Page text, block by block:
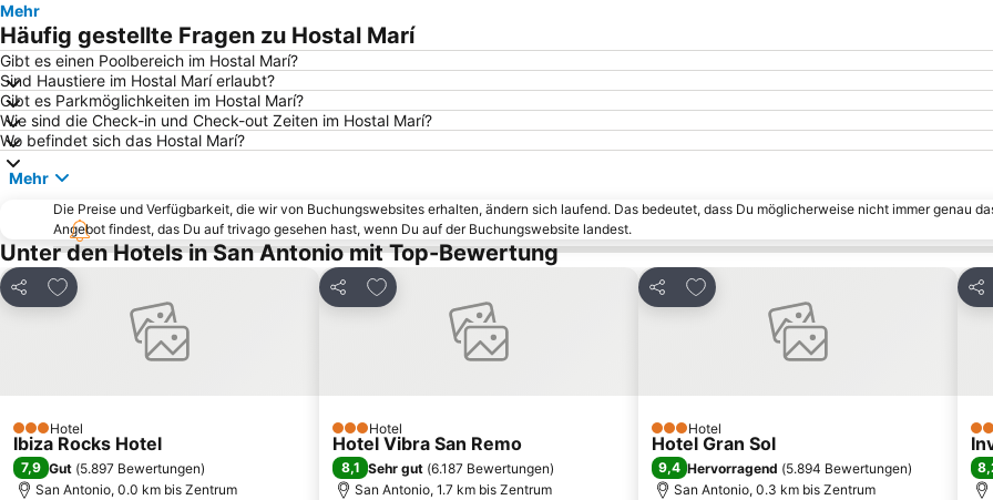
Mehr
Häufig gestellte Fragen zu Hostal Marí
Gibt es einen Poolbereich im Hostal Marí?
Sind Haustiere im Hostal Marí erlaubt?
Gibt es Parkmöglichkeiten im Hostal Marí?
Wie sind die Check-in und Check-out Zeiten im Hostal Marí?
Wo befindet sich das Hostal Marí?
Mehr
Die Preise und Verfügbarkeit, die wir von Buchungswebsites erhalten, ändern sich laufend. Das bedeutet, dass Du möglicherweise nicht immer genau
Angebot findest, das Du auf trivago gesehen hast, wenn Du auf der Buchungswebsite landest.
Unter den Hotels in San Antonio mit Top-Bewertung
Teilen
Zu Favoriten hinzufügen
3 Sterne
Hotel
Ibiza Rocks Hotel
7,9 Gut (5.897 Bewertungen)
San Antonio, 0.0 km bis Zentrum
Teilen
Zu Favoriten hinzufügen
3 Sterne
Hotel
Hotel Vibra San Remo
8,1 Sehr gut (6.187 Bewertungen)
San Antonio, 1.7 km bis Zentrum
Teilen
Zu Favoriten hinzufügen
3 Sterne
Hotel
Hotel Gran Sol
9,4 Hervorragend (5.894 Bewertungen)
San Antonio, 0.3 km bis Zentrum
4